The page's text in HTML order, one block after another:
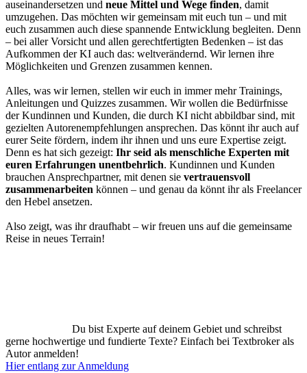
auseinandersetzen und neue Mittel und Wege finden, damit
umzugehen. Das möchten wir gemeinsam mit euch tun – und mit
euch zusammen auch diese spannende Entwicklung begleiten. Denn
– bei aller Vorsicht und allen gerechtfertigten Bedenken – ist das
Aufkommen der KI auch das: weltverändernd. Wir lernen ihre
Möglichkeiten und Grenzen zusammen kennen.
Alles, was wir lernen, stellen wir euch in immer mehr Trainings,
Anleitungen und Quizzes zusammen. Wir wollen die Bedürfnisse
der Kundinnen und Kunden, die durch KI nicht abbildbar sind, mit
gezielten Autorenempfehlungen ansprechen. Das könnt ihr auch auf
eurer Seite fördern, indem ihr ihnen und uns eure Expertise zeigt.
Denn es hat sich gezeigt: Ihr seid als menschliche Experten mit
euren Erfahrungen unentbehrlich. Kundinnen und Kunden
brauchen Ansprechpartner, mit denen sie vertrauensvoll
zusammenarbeiten können – und genau da könnt ihr als Freelancer
den Hebel ansetzen.
Also zeigt, was ihr draufhabt – wir freuen uns auf die gemeinsame
Reise in neues Terrain!
Du bist Experte auf deinem Gebiet und schreibst
gerne hochwertige und fundierte Texte? Einfach bei Textbroker als
Autor anmelden!
Hier entlang zur Anmeldung